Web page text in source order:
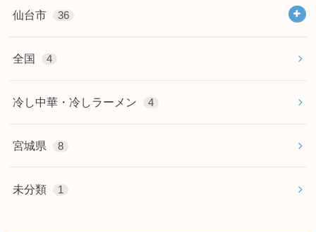
仙台市 36
全国 4
冷し中華・冷しラーメン 4
宮城県 8
未分類 1